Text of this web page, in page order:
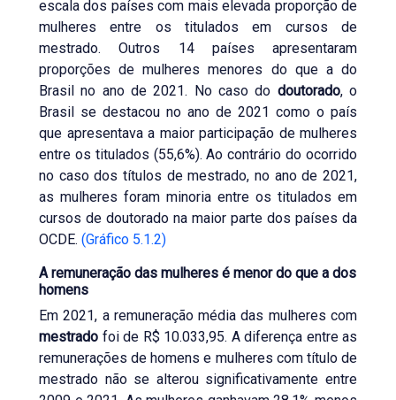
escala dos países com mais elevada proporção de
mulheres entre os titulados em cursos de
mestrado. Outros 14 países apresentaram
proporções de mulheres menores do que a do
Brasil no ano de 2021. No caso do doutorado, o
Brasil se destacou no ano de 2021 como o país
que apresentava a maior participação de mulheres
entre os titulados (55,6%). Ao contrário do ocorrido
no caso dos títulos de mestrado, no ano de 2021,
as mulheres foram minoria entre os titulados em
cursos de doutorado na maior parte dos países da
OCDE. (Gráfico 5.1.2)
A remuneração das mulheres é menor do que a dos
homens
Em 2021, a remuneração média das mulheres com
mestrado foi de R$ 10.033,95. A diferença entre as
remunerações de homens e mulheres com título de
mestrado não se alterou significativamente entre